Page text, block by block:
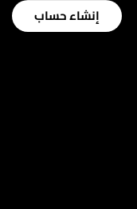
إنشاء حساب